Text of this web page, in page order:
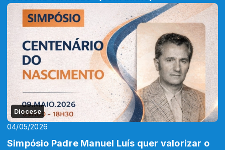
Diocese
04/05/2026
Simpósio Padre Manuel Luís quer valorizar o